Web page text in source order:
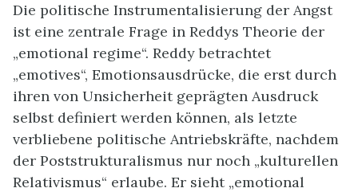
Die politische Instrumentalisierung der Angst
ist eine zentrale Frage in Reddys Theorie der
„emotional regime“. Reddy betrachtet
„emotives“, Emotionsausdrücke, die erst durch
ihren von Unsicherheit geprägten Ausdruck
selbst definiert werden können, als letzte
verbliebene politische Antriebskräfte, nachdem
der Poststrukturalismus nur noch „kulturellen
Relativismus“ erlaube. Er sieht „emotional